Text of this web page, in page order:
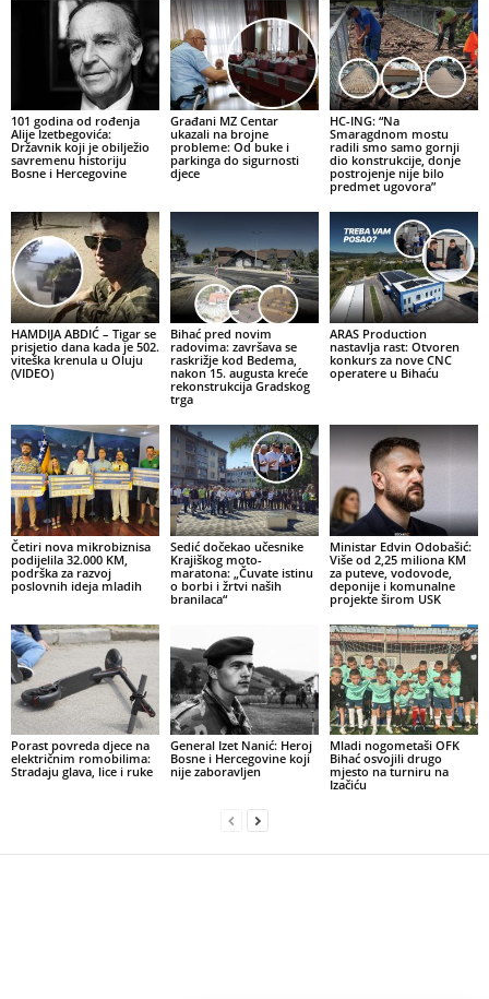
101 godina od rođenja
Alije Izetbegovića:
Državnik koji je obilježio
savremenu historiju
Bosne i Hercegovine
Građani MZ Centar
ukazali na brojne
probleme: Od buke i
parkinga do sigurnosti
djece
HC-ING: “Na
Smaragdnom mostu
radili smo samo gornji
dio konstrukcije, donje
postrojenje nije bilo
predmet ugovora”
HAMDIJA ABDIĆ – Tigar se
prisjetio dana kada je 502.
viteška krenula u Oluju
(VIDEO)
Bihać pred novim
radovima: završava se
raskrižje kod Bedema,
nakon 15. augusta kreće
rekonstrukcija Gradskog
trga
ARAS Production
nastavlja rast: Otvoren
konkurs za nove CNC
operatere u Bihaću
Četiri nova mikrobiznisa
podijelila 32.000 KM,
podrška za razvoj
poslovnih ideja mladih
Sedić dočekao učesnike
Krajiškog moto-
maratona: „Čuvate istinu
o borbi i žrtvi naših
branilaca“
Ministar Edvin Odobašić:
Više od 2,25 miliona KM
za puteve, vodovode,
deponije i komunalne
projekte širom USK
Porast povreda djece na
električnim romobilima:
Stradaju glava, lice i ruke
General Izet Nanić: Heroj
Bosne i Hercegovine koji
nije zaboravljen
Mladi nogometaši OFK
Bihać osvojili drugo
mjesto na turniru na
Izačiću